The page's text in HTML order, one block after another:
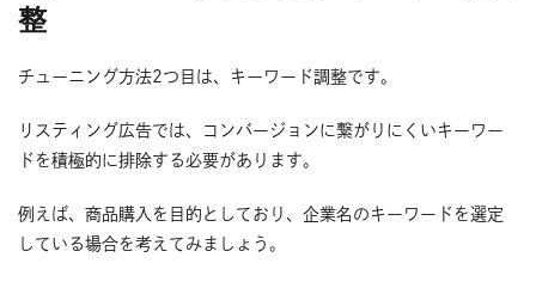
整
チューニング方法2つ目は、キーワード調整です。
リスティング広告では、コンバージョンに繋がりにくいキーワー
ドを積極的に排除する必要があります。
例えば、商品購入を目的としており、企業名のキーワードを選定
している場合を考えてみましょう。